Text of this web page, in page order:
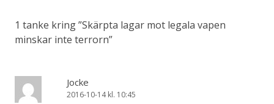
1 tanke kring ”Skärpta lagar mot legala vapen
minskar inte terrorn”
Jocke
2016-10-14 kl. 10:45